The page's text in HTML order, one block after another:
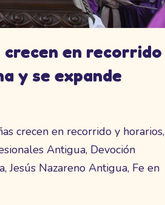
en recorrido
y se expande
crecen en recorrido y horarios,
Antigua, Devoción
Jesús Nazareno Antigua, Fe en